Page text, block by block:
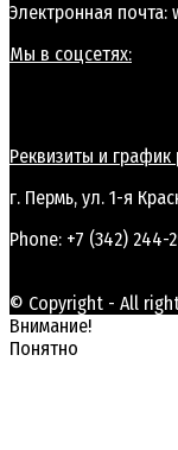
Электронная почта:
Мы в соцсетях:
Реквизиты и график
г. Пермь, ул. 1-я
Phone: +7 (342) 244-
© Copyright - All
Внимание!
Понятно